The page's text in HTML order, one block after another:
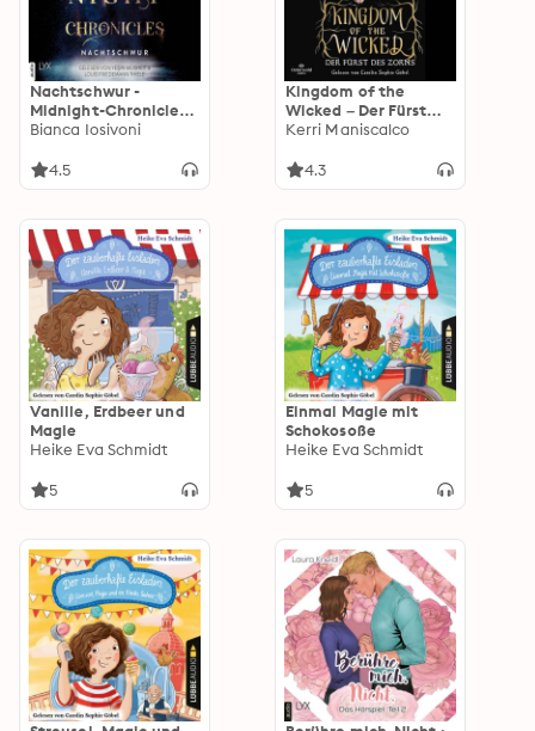
Nachtschwur -
Midnight-Chronicles-
Reihe, Teil 6
Bianca Iosivoni
4.5
Kingdom of the
Wicked – Der Fürst
des Zorns (Kingdom
Kerri Maniscalco
4.3
Vanille, Erdbeer und
Magie
Heike Eva Schmidt
5
Einmal Magie mit
Schokosoße
Heike Eva Schmidt
5